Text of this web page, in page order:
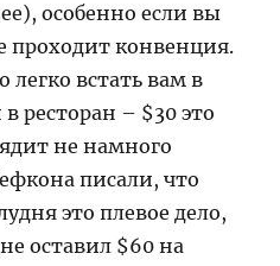
особенно если вы
проходит конвенция.
встать вам в
ресторан – $30 это
не намного
писали, что
это плевое дело,
оставил $60 на